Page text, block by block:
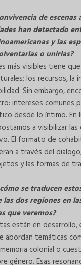
de escenas
han detectado
y las
o unirlas?
más visibles tiene
los recursos, la
Sin embargo,
intereses comunes
desde lo íntimo. En
a visibilizar
El formato de
a través del
y las formas de
se traducen
las dos regiones en
que veremos?
están en desarrollo,
abordan temáticas
colonial o
género. Esas